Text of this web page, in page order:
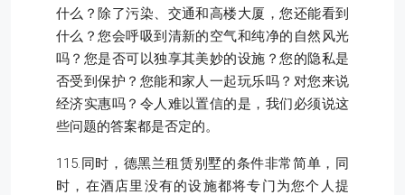
什么？除了污染、交通和高楼大厦，您还能看到
什么？您会呼吸到清新的空气和纯净的自然风光
吗？您是否可以独享其美妙的设施？您的隐私是
否受到保护？您能和家人一起玩乐吗？对您来说
经济实惠吗？令人难以置信的是，我们必须说这
些问题的答案都是否定的。
115.同时，德黑兰租赁别墅的条件非常简单，同
时，在酒店里没有的设施都将专门为您个人提